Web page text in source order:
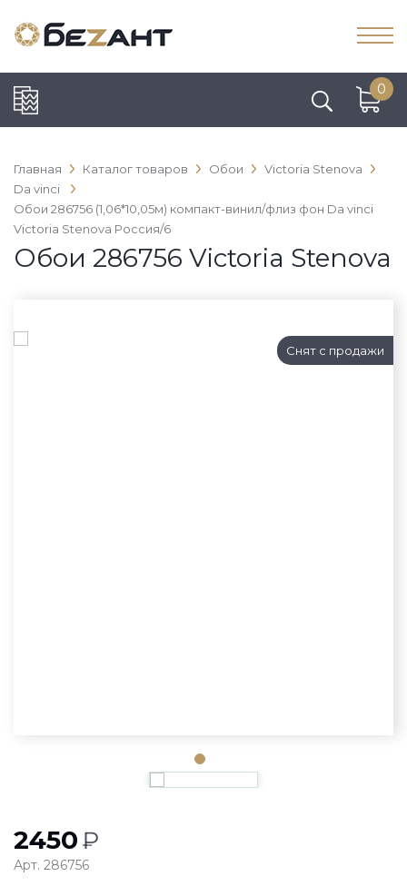
0
Главная Каталог товаров Обои
Victoria Stenova
Da vinci
Обои 286756 (1,06*10,05м) компакт-винил/флиз фон Da vinci
Victoria Stenova Россия/6
Обои 286756 Victoria Stenova
Снят с продажи
2450₽
Арт. 286756